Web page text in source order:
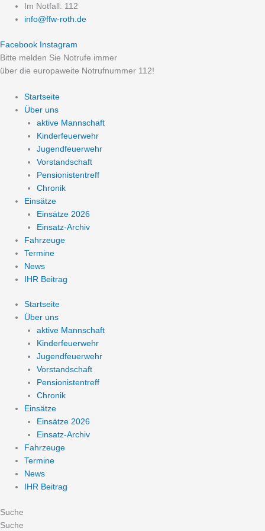
Zum
Inhalt
Im Notfall: 112
info@ffw-roth.de
Facebook Instagram
Bitte melden Sie Notrufe immer
über die europaweite Notrufnummer 112!
Startseite
Über uns
aktive Mannschaft
Kinderfeuerwehr
Jugendfeuerwehr
Vorstandschaft
Pensionistentreff
Chronik
Einsätze
Einsätze 2026
Einsatz-Archiv
Fahrzeuge
Termine
News
IHR Beitrag
Startseite
Über uns
aktive Mannschaft
Kinderfeuerwehr
Jugendfeuerwehr
Vorstandschaft
Pensionistentreff
Chronik
Einsätze
Einsätze 2026
Einsatz-Archiv
Fahrzeuge
Termine
News
IHR Beitrag
Suche
Suche